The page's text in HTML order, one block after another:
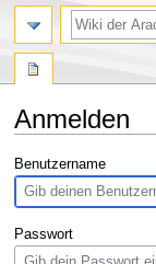
Anmelden
Zur
Navigation
springen
Zur
Suche
springen
Benutzername
Passwort